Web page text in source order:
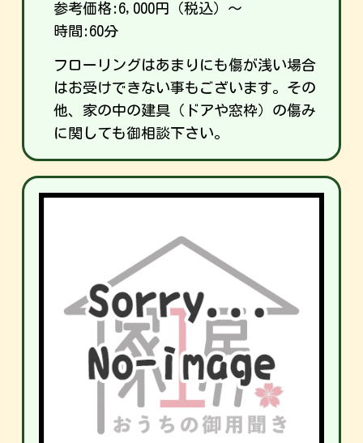
参考価格:6,000円（税込）～
時間:60分
フローリングはあまりにも傷が浅い場合
はお受けできない事もございます。その
他、家の中の建具（ドアや窓枠）の傷み
に関しても御相談下さい。